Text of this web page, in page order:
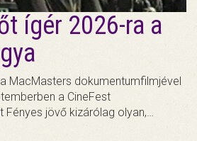
ígér 2026-ra a
MacMasters dokumentumfilmjével
a CineFest
jövő kizárólag olyan,…